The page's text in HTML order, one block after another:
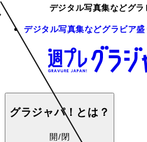
デジタル写真集などグ
デジタル写真集などグラビア
グラジャパ！とは？
開/閉